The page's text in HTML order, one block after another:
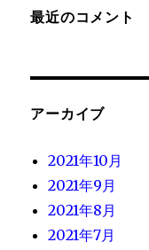
最近のコメント
アーカイブ
2021年10月
2021年9月
2021年8月
2021年7月